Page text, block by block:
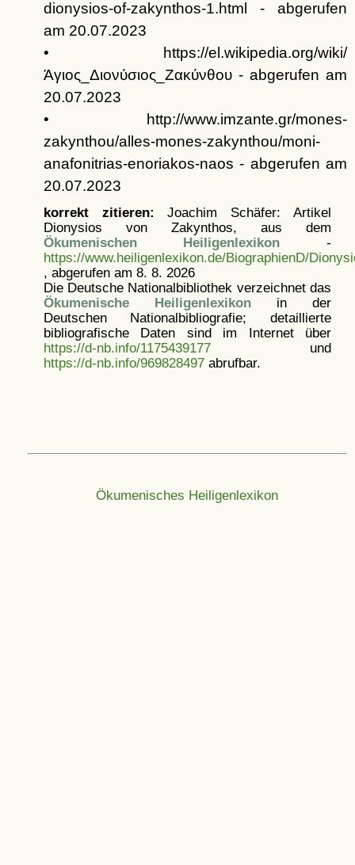
dionysios-of-zakynthos-1.html - abgerufen
am 20.07.2023
• https://el.wikipedia.org/wiki/
Άγιος_Διονύσιος_Ζακύνθου - abgerufen am
20.07.2023
• http://www.imzante.gr/mones-
zakynthou/alles-mones-zakynthou/moni-
anafonitrias-enoriakos-naos - abgerufen am
20.07.2023
korrekt zitieren: Joachim Schäfer: Artikel
Dionysios von Zakynthos, aus dem
Ökumenischen Heiligenlexikon -
https://www.heiligenlexikon.de/BiographienD/
, abgerufen am 8. 8. 2026
Die Deutsche Nationalbibliothek verzeichnet das
Ökumenische Heiligenlexikonin der
Deutschen Nationalbibliografie; detaillierte
bibliografische Daten sind im Internet über
https://d-nb.info/1175439177und
https://d-nb.info/969828497abrufbar.
Ökumenisches Heiligenlexikon